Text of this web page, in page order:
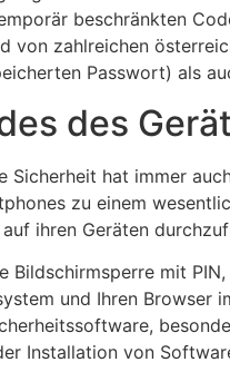
beschränkten
von zahlreichen
Passwort) als
des
hat immer
zu einem
ihren Geräten
Bildschirmsperre mit
und Ihren Browser
Installation von